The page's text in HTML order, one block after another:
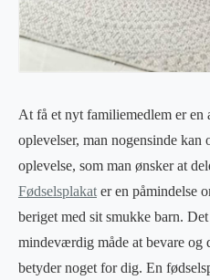
At få et nyt familiemedlem er en
oplevelser, man nogensinde
oplevelse, som man ønsker at
Fødselsplakat er en påmindelse
beriget med sit smukke barn.
mindeværdig måde at bevare og
betyder noget for dig. En